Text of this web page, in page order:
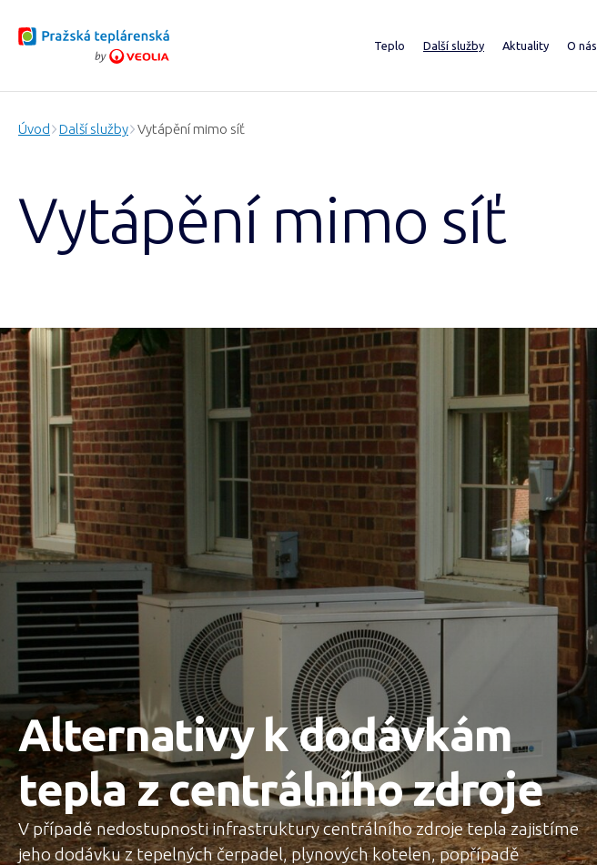
Teplo Další služby Aktuality O nás
Úvod Další služby Vytápění mimo síť
Vytápění mimo síť
Alternativy k dodávkám
tepla z centrálního zdroje
V případě nedostupnosti infrastruktury centrálního zdroje tepla zajistíme
jeho dodávku z tepelných čerpadel, plynových kotelen, popřípadě